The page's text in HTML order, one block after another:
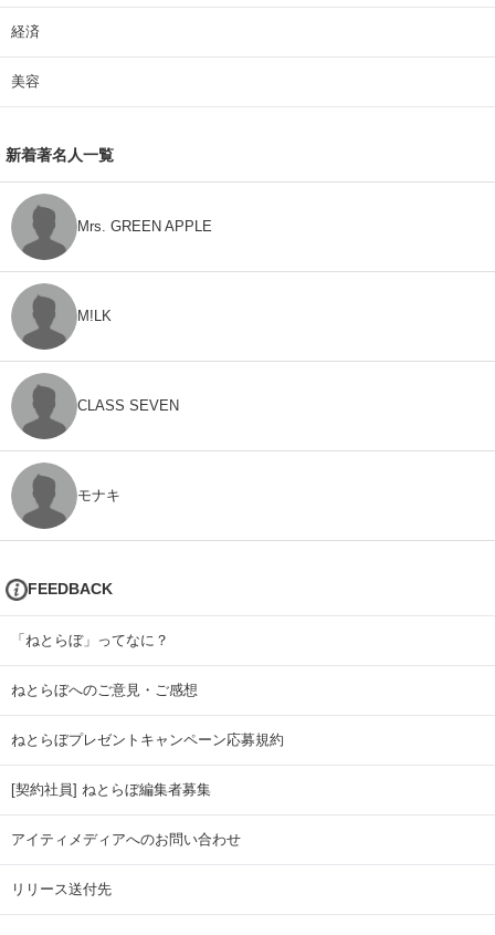
経済
美容
新着著名人一覧
Mrs. GREEN APPLE
M!LK
CLASS SEVEN
モナキ
FEEDBACK
「ねとらぼ」ってなに？
ねとらぼへのご意見・ご感想
ねとらぼプレゼントキャンペーン応募規約
[契約社員] ねとらぼ編集者募集
アイティメディアへのお問い合わせ
リリース送付先